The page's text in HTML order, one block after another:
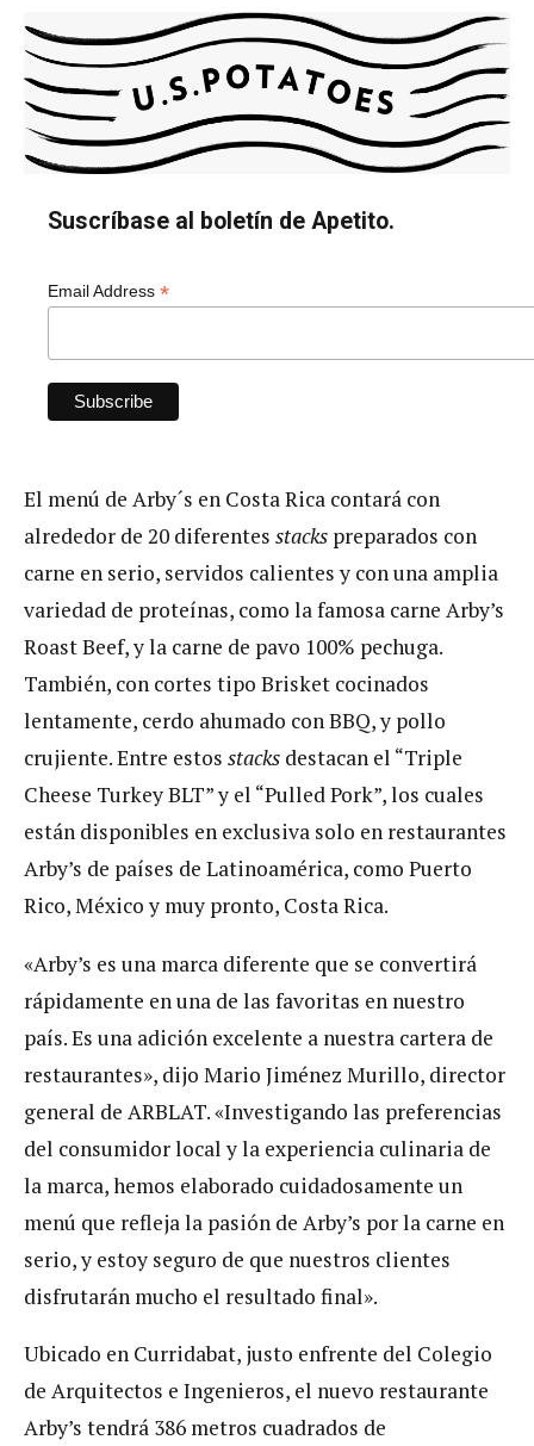
Suscríbase al boletín de Apetito.
Email Address *
El menú de Arby´s en Costa Rica contará con
alrededor de 20 diferentes stacks preparados con
carne en serio, servidos calientes y con una amplia
variedad de proteínas, como la famosa carne Arby’s
Roast Beef, y la carne de pavo 100% pechuga.
También, con cortes tipo Brisket cocinados
lentamente, cerdo ahumado con BBQ, y pollo
crujiente. Entre estos stacks destacan el “Triple
Cheese Turkey BLT” y el “Pulled Pork”, los cuales
están disponibles en exclusiva solo en restaurantes
Arby’s de países de Latinoamérica, como Puerto
Rico, México y muy pronto, Costa Rica.
«Arby’s es una marca diferente que se convertirá
rápidamente en una de las favoritas en nuestro
país. Es una adición excelente a nuestra cartera de
restaurantes», dijo Mario Jiménez Murillo, director
general de ARBLAT. «Investigando las preferencias
del consumidor local y la experiencia culinaria de
la marca, hemos elaborado cuidadosamente un
menú que refleja la pasión de Arby’s por la carne en
serio, y estoy seguro de que nuestros clientes
disfrutarán mucho el resultado final».
Ubicado en Curridabat, justo enfrente del Colegio
de Arquitectos e Ingenieros, el nuevo restaurante
Arby’s tendrá 386 metros cuadrados de